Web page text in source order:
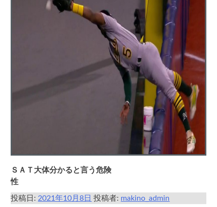
ＳＡＴ大体分かると言う危険
性
投稿日:2021年10月8日 投稿者: makino_admin